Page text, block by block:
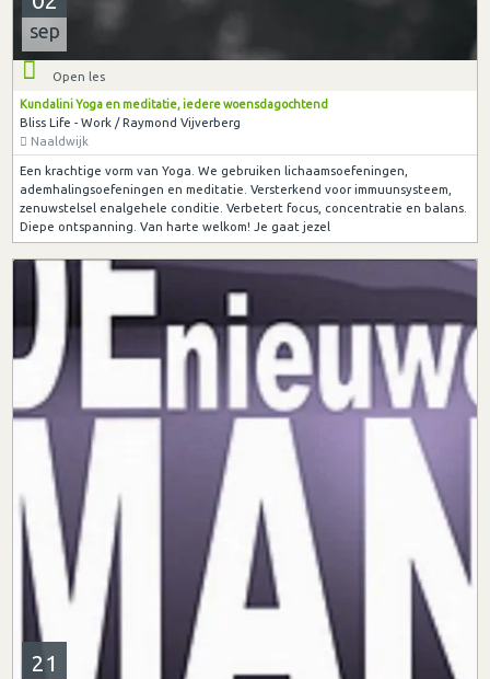
sep
Open les
Kundalini Yoga en meditatie, iedere woensdagochtend
Bliss Life - Work / Raymond Vijverberg
Naaldwijk
Een krachtige vorm van Yoga. We gebruiken lichaamsoefeningen,
ademhalingsoefeningen en meditatie. Versterkend voor immuunsysteem,
zenuwstelsel enalgehele conditie. Verbetert focus, concentratie en balans.
Diepe ontspanning. Van harte welkom! Je gaat jezel
21